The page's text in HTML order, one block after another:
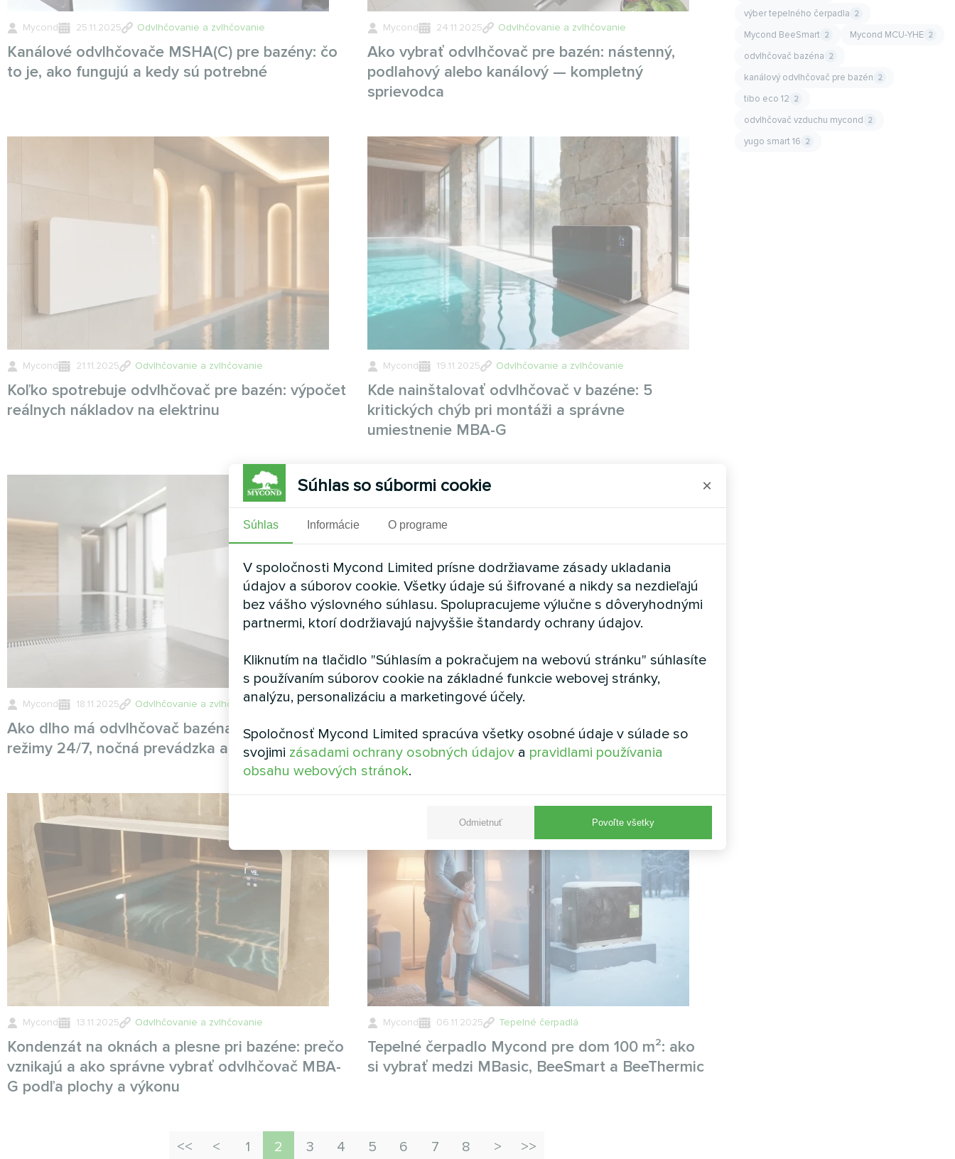
Mycond 25.11.2025 Odvlhčovanie a zvlhčovanie
Kanálové odvlhčovače MSHA(C) pre bazény: čo
to je, ako fungujú a kedy sú potrebné
Mycond 24.11.2025 Odvlhčovanie a zvlhčovanie
Ako vybrať odvlhčovač pre bazén: nástenný,
podlahový alebo kanálový — kompletný
sprievodca
Mycond 21.11.2025 Odvlhčovanie a zvlhčovanie
Koľko spotrebuje odvlhčovač pre bazén: výpočet
reálnych nákladov na elektrinu
Mycond 19.11.2025 Odvlhčovanie a zvlhčovanie
Kde nainštalovať odvlhčovač v bazéne: 5
kritických chýb pri montáži a správne
umiestnenie MBA-G
Mycond 18.11.2025 Odvlhčovanie a zvlhčovanie
Ako dlho má odvlhčovač bazéna pracovať:
režimy 24/7, nočná prevádzka a časovače
Mycond 17.11.2025 Odvlhčovanie a zvlhčovanie
Čo môže a čo nemôže odvlhčovač pre bazén:
realistické očakávania a časové rámce
Mycond 13.11.2025 Odvlhčovanie a zvlhčovanie
Kondenzát na oknách a plesne pri bazéne: prečo
vznikajú a ako správne vybrať odvlhčovač MBA-
G podľa plochy a výkonu
Mycond 06.11.2025 Tepelné čerpadlá
Tepelné čerpadlo Mycond pre dom 100 m²: ako
si vybrať medzi MBasic, BeeSmart a BeeThermic
1 2 3 4 5 6 7 8
výber tepelného čerpadla 2
Mycond BeeSmart 2 Mycond MCU-YHE 2
odvlhčovač bazéna 2
kanálový odvlhčovač pre bazén 2
tibo eco 12 2
odvlhčovač vzduchu mycond 2
yugo smart 16 2
Súhlas so súbormi cookie ×
Súhlas Informácie O programe
V spoločnosti Mycond Limited prísne dodržiavame zásady ukladania
údajov a súborov cookie. Všetky údaje sú šifrované a nikdy sa nezdieľajú
bez vášho výslovného súhlasu. Spolupracujeme výlučne s dôveryhodnými
partnermi, ktorí dodržiavajú najvyššie štandardy ochrany údajov.
Kliknutím na tlačidlo "Súhlasím a pokračujem na webovú stránku" súhlasíte
s používaním súborov cookie na základné funkcie webovej stránky,
analýzu, personalizáciu a marketingové účely.
Spoločnosť Mycond Limited spracúva všetky osobné údaje v súlade so
svojimi zásadami ochrany osobných údajov a pravidlami používania
obsahu webových stránok.
Odmietnuť Povoľte všetky